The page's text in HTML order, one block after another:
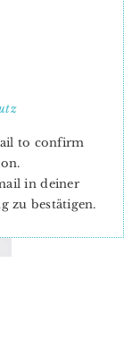
–
to confirm
in deiner
zu bestätigen.